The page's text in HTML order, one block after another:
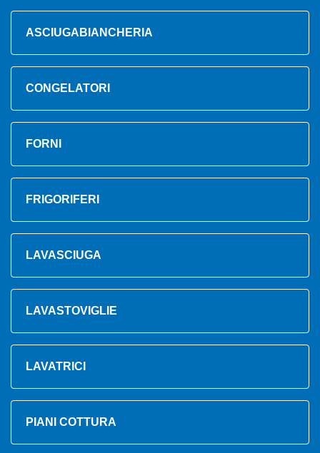
ASCIUGABIANCHERIA
CONGELATORI
FORNI
FRIGORIFERI
LAVASCIUGA
LAVASTOVIGLIE
LAVATRICI
PIANI COTTURA